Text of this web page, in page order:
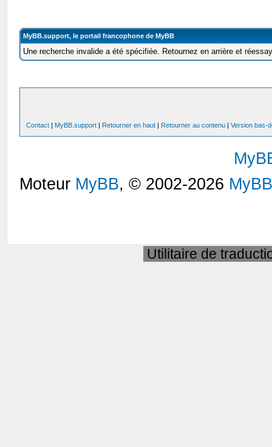
MyBB.support, le portail francophone de MyBB
Une recherche invalide a été spécifiée. Retournez en arrière et
Contact | MyBB.support | Retourner en haut | Retourner au contenu |Version bas-
Moteur MyBB, © 2002-2026
Utilitaire de